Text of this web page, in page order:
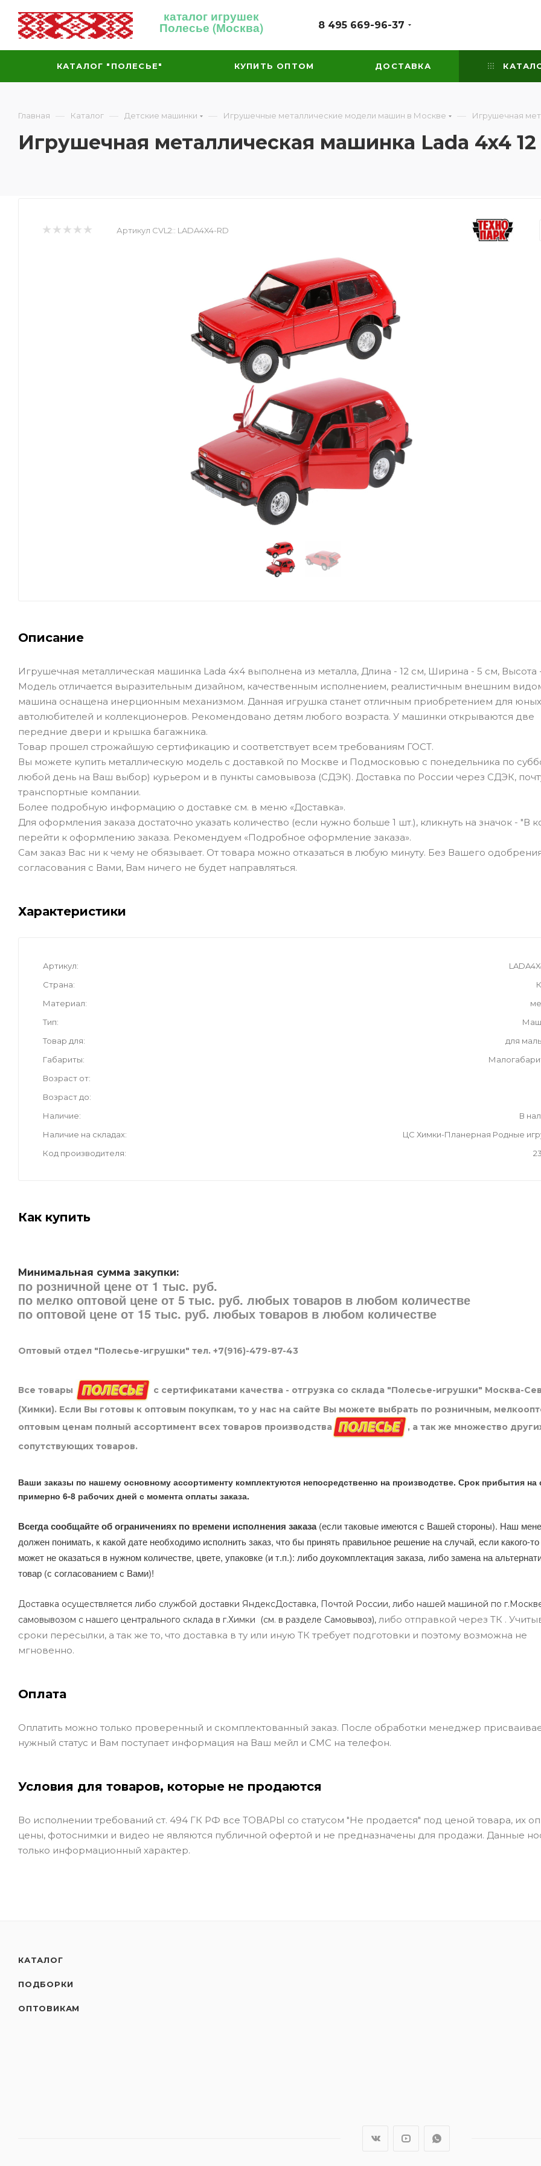
каталог игрушек
Полесье (Москва) 8 495 669-96-37
КАТАЛОГ "ПОЛЕСЬЕ" КУПИТЬ ОПТОМ ДОСТАВКА
Главная — Каталог — Детские машинки — Игрушечные металлические модели машин в Москве — Игрушечная
Игрушечная металлическая машинка Lada 4x4
Артикул CVL2:: LADA4X4-RD
Описание
Игрушечная металлическая машинка Lada 4x4 выполнена из металла, Длина - 12 см, Ширина - 5 см, Высота
Модель отличается выразительным дизайном, качественным исполнением, реалистичным внешним
машина оснащена инерционным механизмом. Данная игрушка станет отличным приобретением для юных
автолюбителей и коллекционеров. Рекомендовано детям любого возраста. У машинки открываются две
передние двери и крышка багажника.
Товар прошел строжайшую сертификацию и соответствует всем требованиям ГОСТ.
Вы можете купить металлическую модель с доставкой по Москве и Подмосковью с понедельника по
любой день на Ваш выбор) курьером и в пункты самовывоза (СДЭК). Доставка по России через СДЭК,
транспортные компании.
Более подробную информацию о доставке см. в меню «Доставка».
Для оформления заказа достаточно указать количество (если нужно больше 1 шт.), кликнуть на значок - "В
перейти к оформлению заказа. Рекомендуем «Подробное оформление заказа».
Сам заказ Вас ни к чему не обязывает. От товара можно отказаться в любую минуту. Без Вашего
согласования с Вами, Вам ничего не будет направляться.
Характеристики
Артикул
Страна
Материал
Тип
Товар для
для
Габариты
Возраст от
Возраст до
Наличие
В
Наличие на складах
ЦС Химки-Планерная Родные
Код производителя
Как купить
Минимальная сумма закупки:
по розничной цене от 1 тыс. руб.
по мелко оптовой цене от 5 тыс. руб. любых товаров в любом количестве
по оптовой цене от 15 тыс. руб. любых товаров в любом количестве
Оптовый отдел "Полесье-игрушки" тел. +7(916)-479-87-43
Все товары
с сертификатами качества - отгрузка со склада "Полесье-игрушки" Москва-
(Химки). Если Вы готовы к оптовым покупкам, то у нас на сайте Вы можете выбрать по розничным,
оптовым ценам полный ассортимент всех товаров производства
, а так же множество
сопутствующих товаров.
Ваши заказы по нашему основному ассортименту комплектуются непосредственно на производстве. Срок прибытия на
примерно 6-8 рабочих дней с момента оплаты заказа.
Всегда сообщайте об ограничениях по времени исполнения заказа(если таковые имеются с Вашей стороны). Наш
должен понимать, к какой дате необходимо исполнить заказ, что бы принять правильное решение на случай, если какого-
может не оказаться в нужном количестве, цвете, упаковке (и т.п.): либо доукомплектация заказа, либо замена на
товар (с согласованием с Вами)!
Доставка осуществляется либо службой доставки ЯндексДоставка, Почтой России, либо нашей машиной по
самовывозом с нашего центрального склада в г.Химки (см. в разделе Самовывоз), либо отправкой через ТК .
сроки пересылки, а так же то, что доставка в ту или иную ТК требует подготовки и поэтому возможна не
мгновенно.
Оплата
Оплатить можно только проверенный и скомплектованный заказ. После обработки менеджер
нужный статус и Вам поступает информация на Ваш мейл и СМС на телефон.
Условия для товаров, которые не продаются
Во исполнении требований ст. 494 ГК РФ все ТОВАРЫ со статусом "Не продается" под ценой товара, их
цены, фотоснимки и видео не являются публичной офертой и не предназначены для продажи. Данные
только информационный характер.
КАТАЛОГ
ПОДБОРКИ
ОПТОВИКАМ